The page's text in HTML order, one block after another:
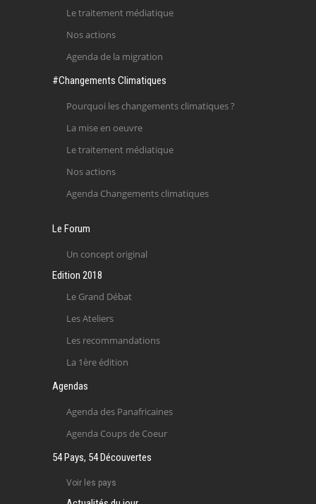
Le traitement médiatique
Nos actions
Agenda de la migration
#Changements Climatiques
Pourquoi les changements climatiques ?
La mise en oeuvre
Le traitement médiatique
Nos actions
Agenda Changements climatiques
Le Forum
Un concept original
Edition 2018
Le Grand Débat
Les Ateliers
Les recommandations
La 1ère édition
Agendas
Agenda des Panafricaines
Agenda Coups de Coeur
54 Pays, 54 Découvertes
Voir les pays